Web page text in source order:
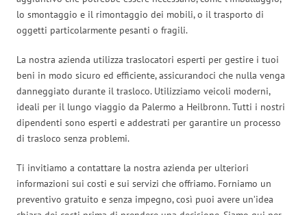
lo smontaggio e il rimontaggio dei mobili, o il trasporto di
oggetti particolarmente pesanti o fragili.
La nostra azienda utilizza traslocatori esperti per gestire i tuoi
beni in modo sicuro ed efficiente, assicurandoci che nulla venga
danneggiato durante il trasloco. Utilizziamo veicoli moderni,
ideali per il lungo viaggio da Palermo a Heilbronn. Tutti i nostri
dipendenti sono esperti e addestrati per garantire un processo
di trasloco senza problemi.
Ti invitiamo a contattare la nostra azienda per ulteriori
informazioni sui costi e sui servizi che offriamo. Forniamo un
preventivo gratuito e senza impegno, così puoi avere un’idea